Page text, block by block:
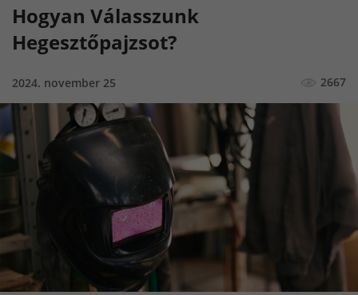
Hogyan Válasszunk
Hegesztőpajzsot?
2024. november 25 2667